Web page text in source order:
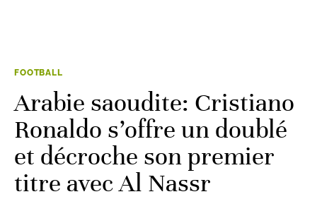
FOOTBALL
Arabie saoudite: Cristiano
Ronaldo s’offre un doublé
et décroche son premier
titre avec Al Nassr